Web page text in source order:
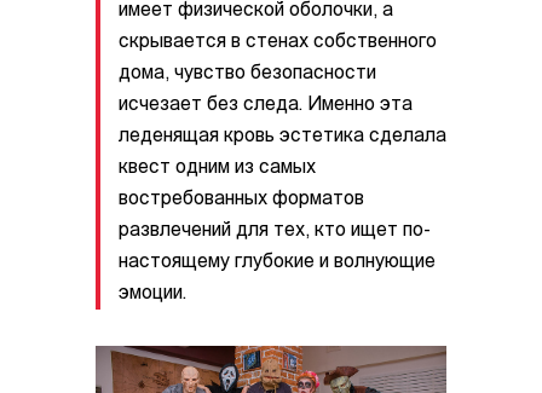
имеет физической оболочки, а
скрывается в стенах собственного
дома, чувство безопасности
исчезает без следа. Именно эта
леденящая кровь эстетика сделала
квест одним из самых
востребованных форматов
развлечений для тех, кто ищет по-
настоящему глубокие и волнующие
эмоции.